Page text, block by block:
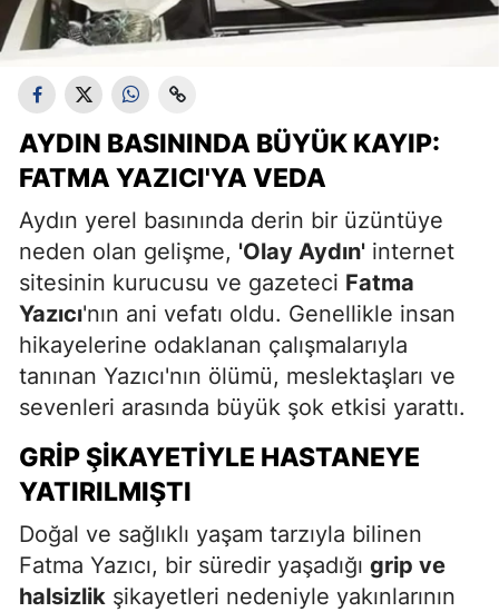
AYDIN BASININDA BÜYÜK KAYIP:
FATMA YAZICI'YA VEDA
Aydın yerel basınında derin bir üzüntüye
neden olan gelişme, 'Olay Aydın' internet
sitesinin kurucusu ve gazeteci Fatma
Yazıcı'nın ani vefatı oldu. Genellikle insan
hikayelerine odaklanan çalışmalarıyla
tanınan Yazıcı'nın ölümü, meslektaşları ve
sevenleri arasında büyük şok etkisi yarattı.
GRIP ŞIKAYETIYLE HASTANEYE
YATIRILMIŞTI
Doğal ve sağlıklı yaşam tarzıyla bilinen
Fatma Yazıcı, bir süredir yaşadığı grip ve
halsizlik şikayetleri nedeniyle yakınlarının